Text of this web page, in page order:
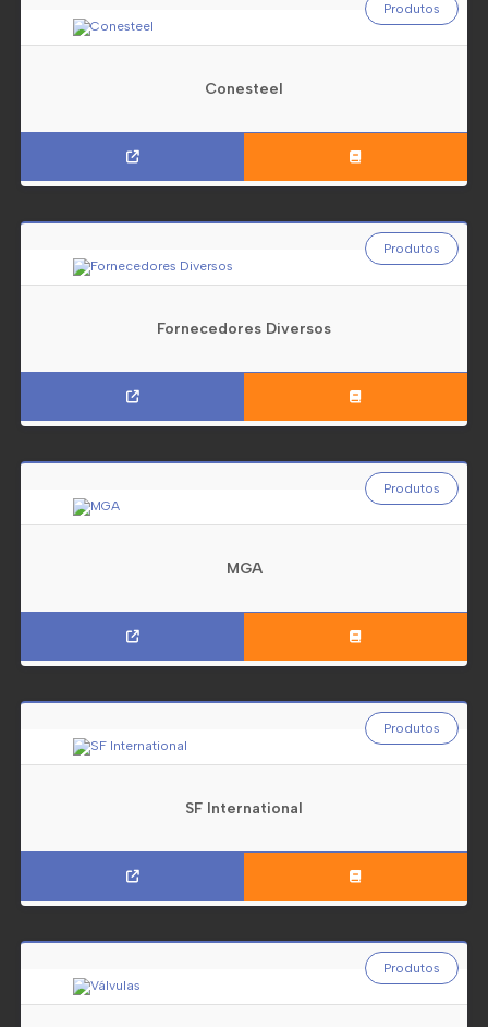
Conesteel
Produtos
Fornecedores Diversos
Produtos
MGA
Produtos
SF International
Produtos
Produtos